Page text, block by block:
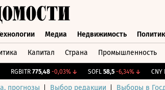
Медиа Недвижимость
Капитал Страна Промышленность
RGBITR 775,48 -0,03%↓ SOFL 58,5 -6,34%↓ CNY
прогнозы Выбор редакции Выборы в